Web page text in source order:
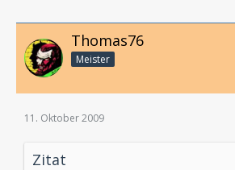
Thomas76
Meister
11. Oktober 2009
Zitat